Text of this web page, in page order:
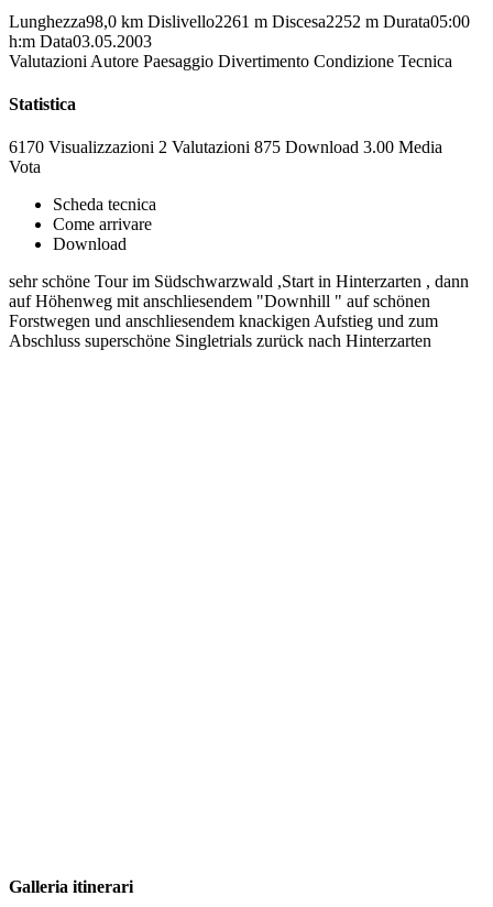
Lunghezza98,0 km Dislivello2261 m Discesa2252 m Durata05:00
h:m Data03.05.2003
Valutazioni Autore Paesaggio Divertimento Condizione Tecnica
Statistica
6170 Visualizzazioni 2 Valutazioni 875 Download 3.00 Media
Vota
Scheda tecnica
Come arrivare
Download
sehr schöne Tour im Südschwarzwald ,Start in Hinterzarten , dann
auf Höhenweg mit anschliesendem "Downhill " auf schönen
Forstwegen und anschliesendem knackigen Aufstieg und zum
Abschluss superschöne Singletrials zurück nach Hinterzarten
Galleria itinerari